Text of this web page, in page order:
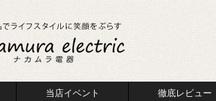
当店イベント 徹底レビュー